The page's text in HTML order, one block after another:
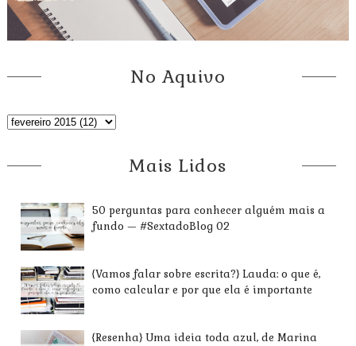
No Aquivo
Mais Lidos
50 perguntas para conhecer alguém mais a
fundo — #SextadoBlog 02
{Vamos falar sobre escrita?} Lauda: o que é,
como calcular e por que ela é importante
{Resenha} Uma ideia toda azul, de Marina